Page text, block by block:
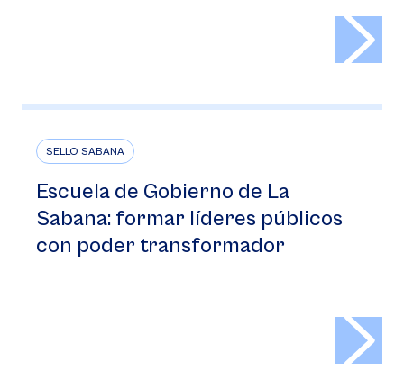
SELLO SABANA
Escuela de Gobierno de La
Sabana: formar líderes públicos
con poder transformador